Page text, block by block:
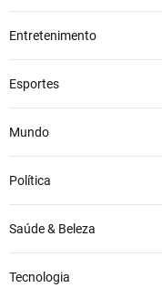
Entretenimento
Esportes
Mundo
Política
Saúde & Beleza
Tecnologia